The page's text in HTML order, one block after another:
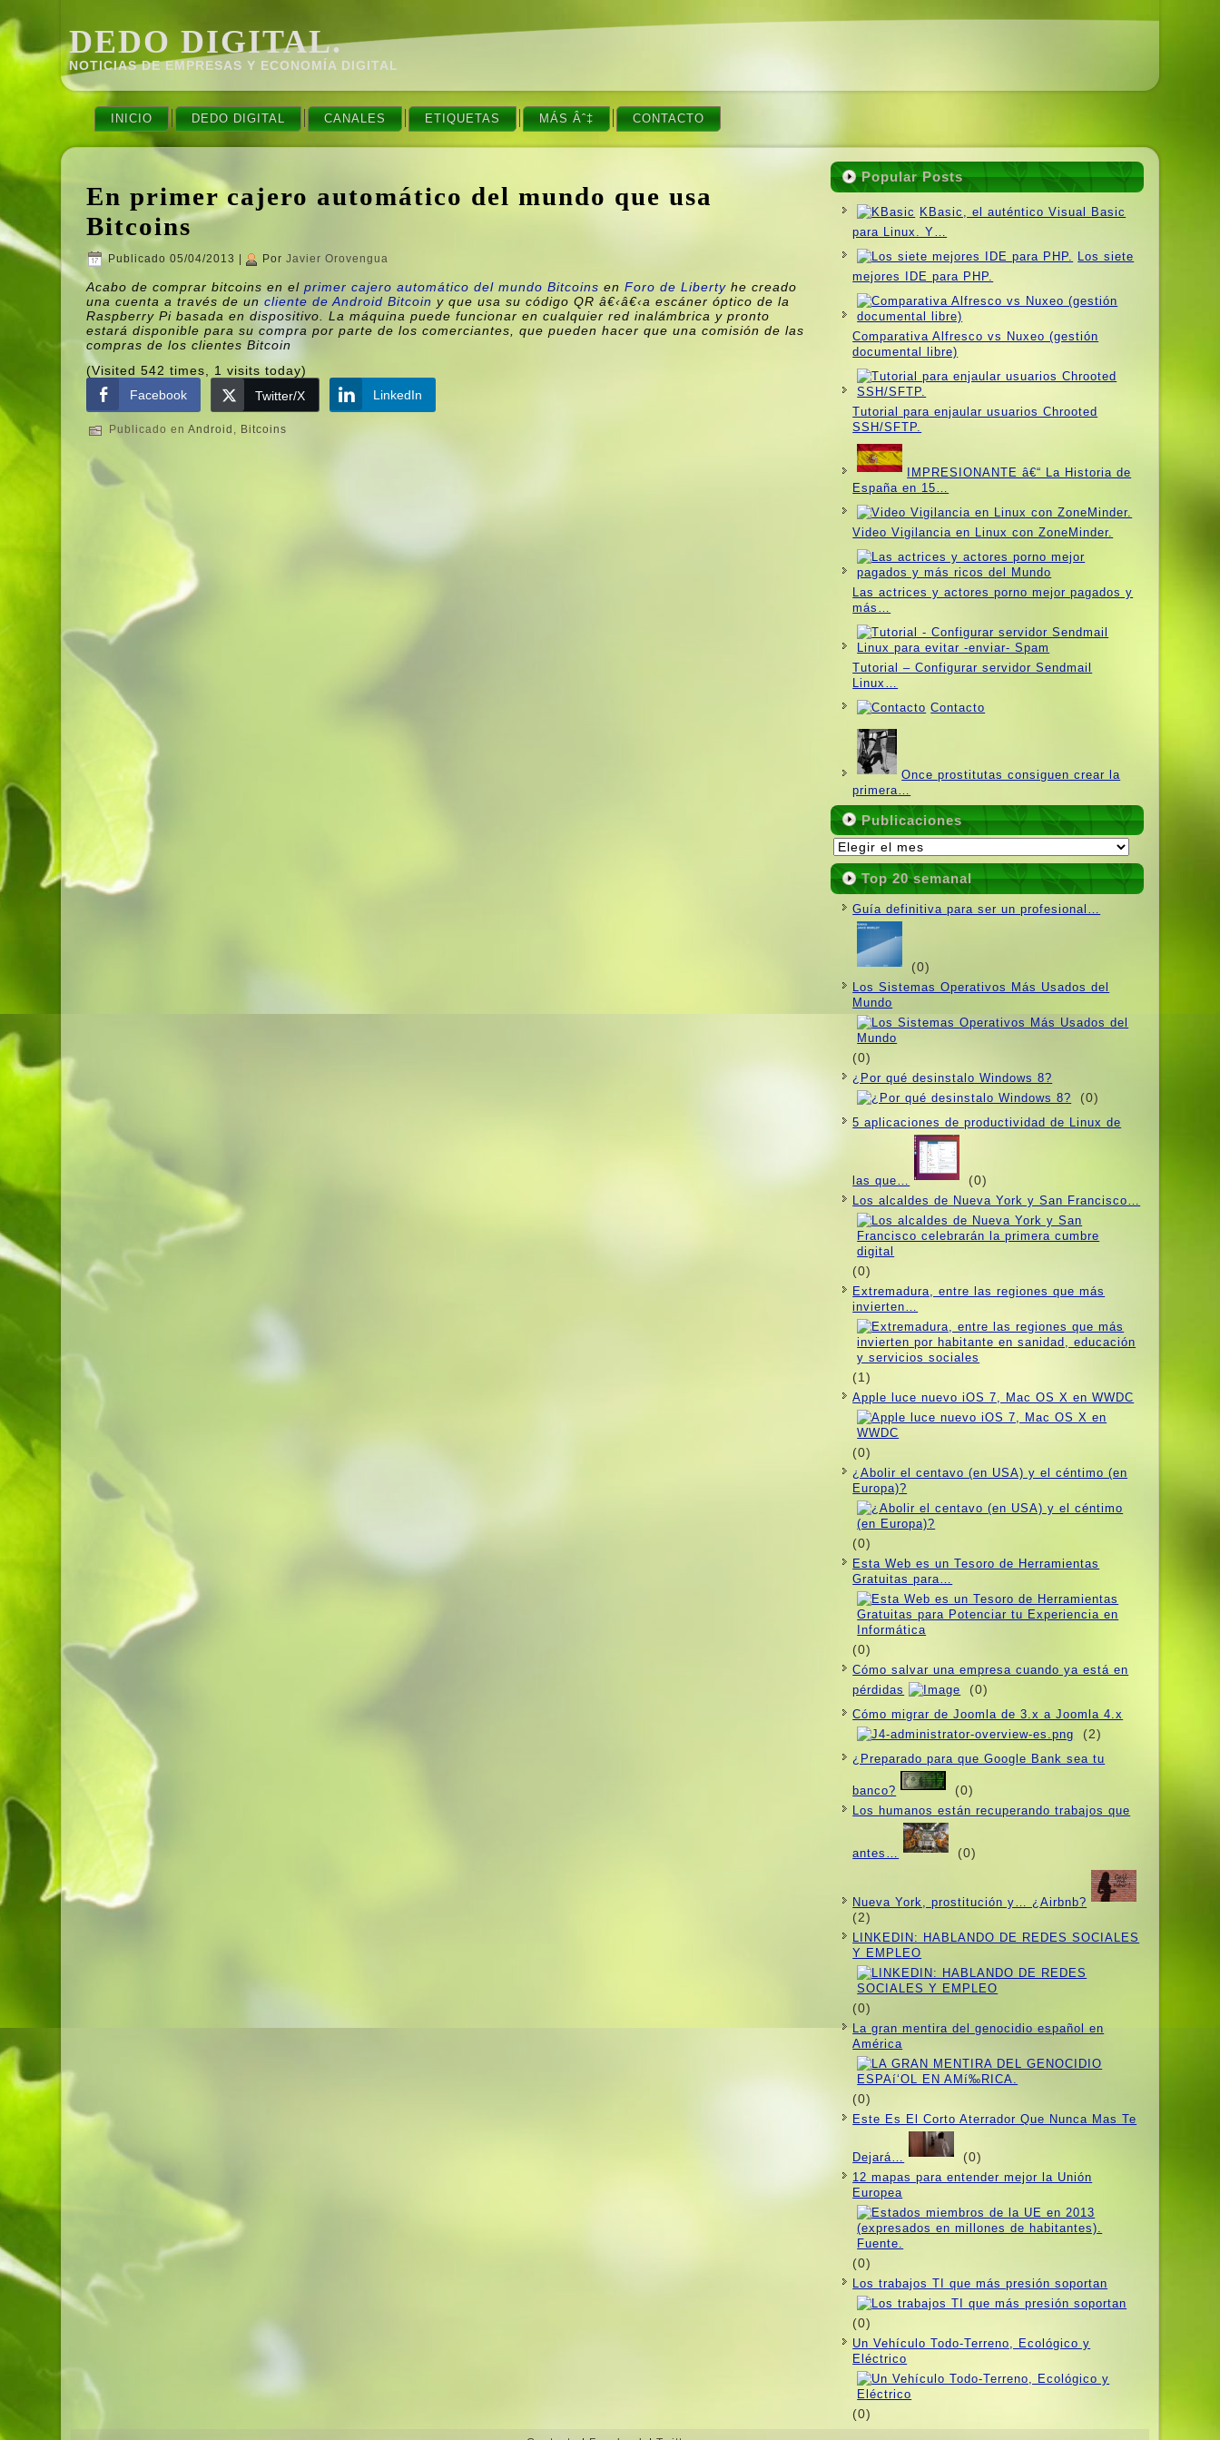
DEDO DIGITAL.
NOTICIAS DE EMPRESAS Y ECONOMÍ­A DIGITAL
INICIO DEDO DIGITAL CANALES ETIQUETAS MÁS Âˆ‡ CONTACTO
En primer cajero automático del mundo que usa
Bitcoins
Publicado 05/04/2013 Por Javier Orovengua
Acabo de comprar bitcoins en elprimer cajero automático del mundo Bitcoins enForo de Liberty he creado
una cuenta a través de uncliente de Android Bitcoin y que usa su código QR â€‹â€‹a escáner óptico de la
Raspberry Pi basada en dispositivo. La máquina puede funcionar en cualquier red inalámbrica y pronto
estará disponible para su compra por parte de los comerciantes, que pueden hacer que una comisión de las
compras de los clientes Bitcoin
(Visited 542 times, 1 visits today)
Facebook
Twitter/X LinkedIn
Publicado en Android , Bitcoins
Popular Posts
KBasic, el auténtico Visual Basic
para Linux. Y…
Los siete
mejores IDE para PHP.
Comparativa Alfresco vs Nuxeo (gestión
documental libre)
Tutorial para enjaular usuarios Chrooted
SSH/SFTP.
IMPRESIONANTE â€“ La Historia de
España en 15…
Video Vigilancia en Linux con ZoneMinder.
Las actrices y actores porno mejor pagados y
más…
Tutorial – Configurar servidor Sendmail
Linux…
Contacto
Once prostitutas consiguen crear la
primera…
Publicaciones
Publicaciones
Top 20 semanal
Guí­a definitiva para ser un profesional…
(0)
Los Sistemas Operativos Más Usados ​​del
Mundo
(0)
¿Por qué desinstalo Windows 8?
(0)
5 aplicaciones de productividad de Linux de
las que… (0)
Los alcaldes de Nueva York y San Francisco…
(0)
Extremadura, entre las regiones que más
invierten…
(1)
Apple luce nuevo iOS 7, Mac OS X en WWDC
(0)
¿Abolir el centavo (en USA) y el céntimo (en
Europa)?
(0)
Esta Web es un Tesoro de Herramientas
Gratuitas para…
(0)
Cómo salvar una empresa cuando ya está en
pérdidas
(0)
Cómo migrar de Joomla de 3.x a Joomla 4.x
(2)
¿Preparado para que Google Bank sea tu
banco? (0)
Los humanos están recuperando trabajos que
antes… (0)
Nueva York, prostitución y… ¿Airbnb?
(2)
LINKEDIN: HABLANDO DE REDES SOCIALES
Y EMPLEO
(0)
La gran mentira del genocidio español en
América
(0)
Este Es El Corto Aterrador Que Nunca Mas Te
Dejará… (0)
12 mapas para entender mejor la Unión
Europea
(0)
Los trabajos TI que más presión soportan
(0)
Un Vehí­culo Todo-Terreno, Ecológico y
Eléctrico
(0)